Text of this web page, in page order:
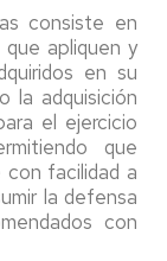
consiste en
apliquen y
en su
la adquisición
el ejercicio
que
con facilidad a
la defensa
con